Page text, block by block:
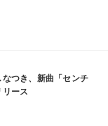
つき、新曲「センチ
リース